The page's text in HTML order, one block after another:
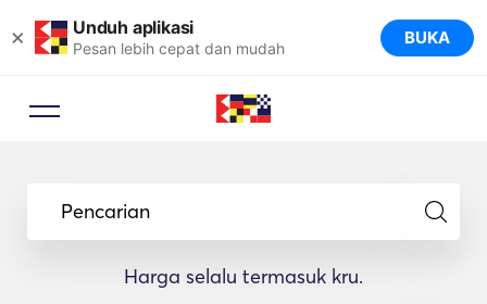
× Unduh aplikasi
Pesan lebih cepat dan mudah BUKA
Pencarian
Harga selalu termasuk kru.